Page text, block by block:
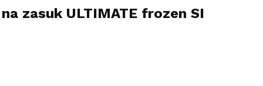
zasuk ULTIMATE frozen SI